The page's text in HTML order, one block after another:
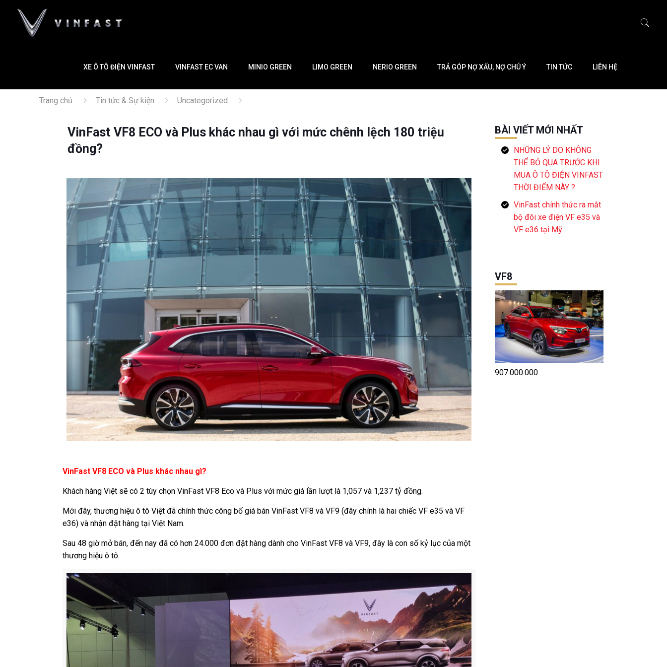
XE Ô TÔ ĐIỆN VINFAST VINFAST EC VAN MINIO GREEN LIMO GREEN NERIO GREEN TRẢ GÓP NỢ XẤU, NỢ CHÚ Ý TIN TỨC LIÊN HỆ
Trang chủ Tin tức & Sự kiện Uncategorized
VinFast VF8 ECO và Plus khác nhau gì với mức chênh lệch 180 triệu
đồng?
VinFast VF8 ECO và Plus khác nhau gì?
Khách hàng Việt sẽ có 2 tùy chọn VinFast VF8 Eco và Plus với mức giá lần lượt là 1,057 và 1,237 tỷ đồng.
Mới đây, thương hiệu ô tô Việt đã chính thức công bố giá bán VinFast VF8 và VF9 (đây chính là hai chiếc VF e35 và VF
e36) và nhận đặt hàng tại Việt Nam.
Sau 48 giờ mở bán, đến nay đã có hơn 24.000 đơn đặt hàng dành cho VinFast VF8 và VF9, đây là con số kỷ lục của một
thương hiệu ô tô.
BÀI VIẾT MỚI NHẤT
NHỮNG LÝ DO KHÔNG
THỂ BỎ QUA TRƯỚC KHI
MUA Ô TÔ ĐIỆN VINFAST
THỜI ĐIỂM NÀY ?
VinFast chính thức ra mắt
bộ đôi xe điện VF e35 và
VF e36 tại Mỹ
VF8
907.000.000